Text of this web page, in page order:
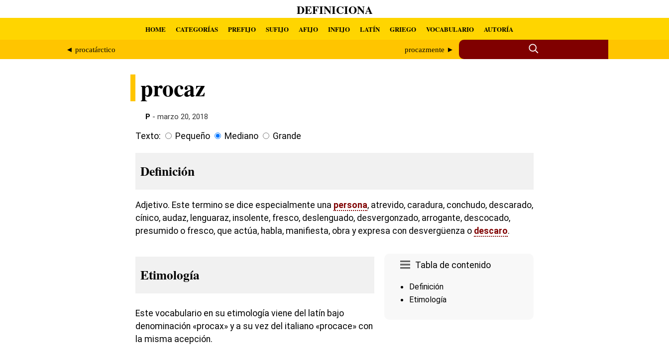
DEFINICIONA
HOME CATEGORÍAS PREFIJO SUFIJO AFIJO INFIJO LATÍN GRIEGO VOCABULARIO AUTORÍA
◄ procatárctico procazmente ►
procaz
P - marzo 20, 2018
Texto: Pequeño Mediano Grande
Definición
Adjetivo. Este termino se dice especialmente una persona, atrevido, caradura, conchudo, descarado,
cínico, audaz, lenguaraz, insolente, fresco, deslenguado, desvergonzado, arrogante, descocado,
presumido o fresco, que actúa, habla, manifiesta, obra y expresa con desvergüenza o descaro.
Tabla de contenido
Definición
Etimología
Etimología
Este vocabulario en su etimología viene del latín bajo
denominación «procax» y a su vez del italiano «procace» con
la misma acepción.